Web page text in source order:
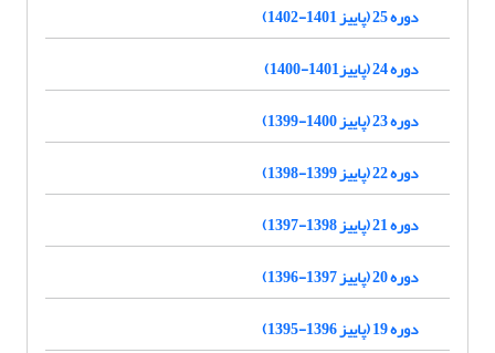
دوره 25 (پاییز 1401-1402)
دوره 24 (پاییز1401-1400)
دوره 23 (پاییز 1400-1399)
دوره 22 (پاییز 1399-1398)
دوره 21 (پاییز 1398-1397)
دوره 20 (پاییز 1397-1396)
دوره 19 (پاییز 1396-1395)